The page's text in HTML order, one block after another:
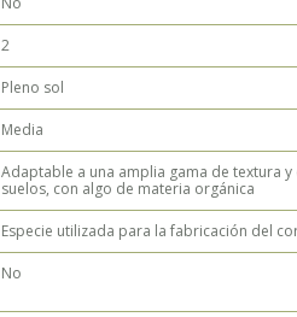
2
Pleno sol
Media
Adaptable a una amplia gama de textura y
suelos, con algo de materia orgánica
Especie utilizada para la fabricación del
No